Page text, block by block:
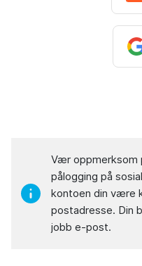
Vær oppmerksom
pålogging på
kontoen din være
postadresse. Din
jobb e-post.